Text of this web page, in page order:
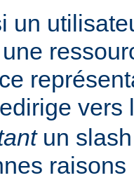
un
vers
un slash
raisons